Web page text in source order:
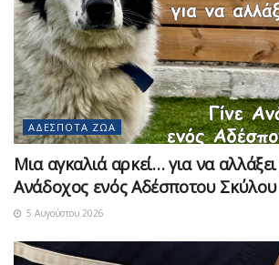
ΑΔΈΣΠΟΤΑ ΖΏΑ
Μια αγκαλιά αρκεί… για να
Ανάδοχος ενός Αδέσποτου Σκύλου
5 Αυγούστου 2026